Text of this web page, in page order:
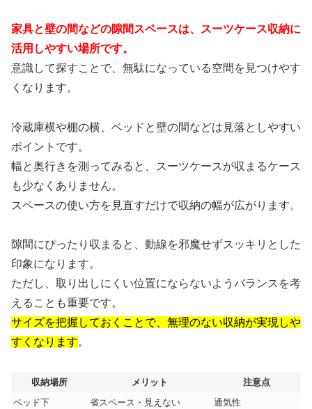
家具と壁の間などの隙間スペースは、スーツケース収納に
活用しやすい場所です。
意識して探すことで、無駄になっている空間を見つけやす
くなります。
冷蔵庫横や棚の横、ベッドと壁の間などは見落としやすい
ポイントです。
幅と奥行きを測ってみると、スーツケースが収まるケース
も少なくありません。
スペースの使い方を見直すだけで収納の幅が広がります。
隙間にぴったり収まると、動線を邪魔せずスッキリとした
印象になります。
ただし、取り出しにくい位置にならないようバランスを考
えることも重要です。
サイズを把握しておくことで、無理のない収納が実現しや
すくなります。
収納場所 メリット
注意点
ベッド下
省スペース・見えない
通気性